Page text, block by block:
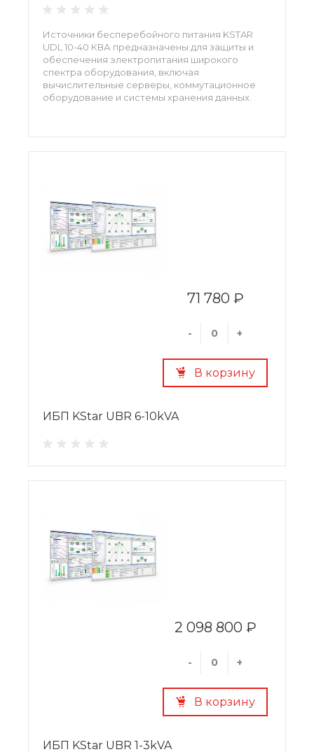
Источники бесперебойного питания KSTAR
UDL 10-40 КВА предназначены для защиты и
обеспечения электропитания широкого
спектра оборудования, включая
вычислительные серверы, коммутационное
оборудование и системы хранения данных.
71 780 ₽
- +
В корзину
ИБП KStar UBR 6-10kVA
2 098 800 ₽
- +
В корзину
ИБП KStar UBR 1-3kVA